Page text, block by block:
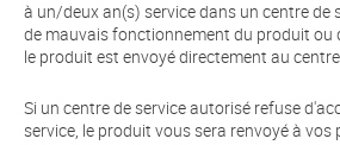
à un/deux an(s) service dans un centre de
de mauvais fonctionnement du produit ou
le produit est envoyé directement au centre
Si un centre de service autorisé refuse
service, le produit vous sera renvoyé à vos